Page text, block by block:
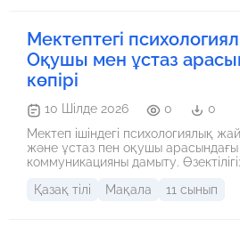
Мектептегі
Оқушы мен ұстаз
көпірі
10 Шілде 2026 0
0
Мектеп ішіндегі психологиялық
және ұстаз пен оқушы арасындағы
коммуникацияны дамыту. Өзектілігі: Баланың сабақ
мектептегі ортаға байланысты
Қазақ тілі Мақала 11 сынып